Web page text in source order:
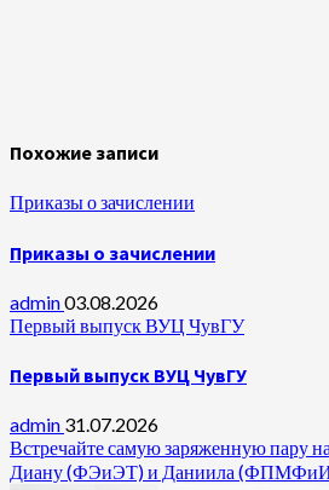
Похожие записи
Приказы о зачислении
Приказы о зачислении
admin03.08.2026
Первый выпуск ВУЦ ЧувГУ
Первый выпуск ВУЦ ЧувГУ
admin 31.07.2026
Встречайте самую заряженную пару
Диану (ФЭиЭТ) и Даниила